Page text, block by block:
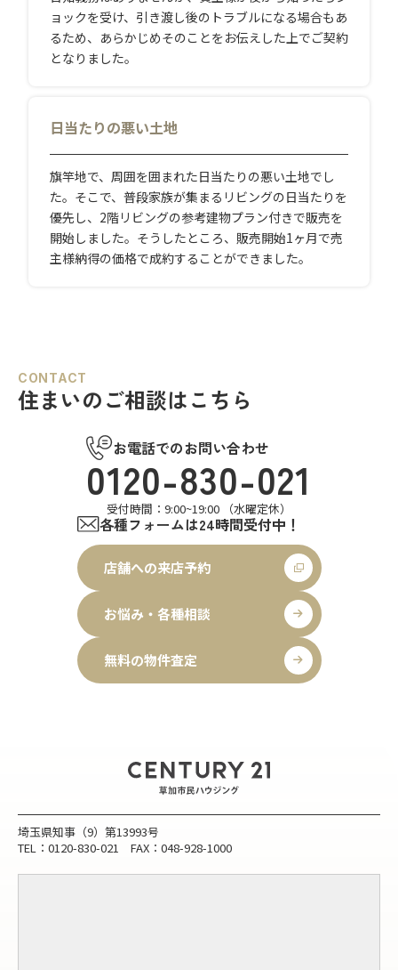
ョックを受け、引き渡し後のトラブルになる場合もあ
るため、あらかじめそのことをお伝えした上でご契約
となりました。
日当たりの悪い土地
旗竿地で、周囲を囲まれた日当たりの悪い土地でし
た。そこで、普段家族が集まるリビングの日当たりを
優先し、2階リビングの参考建物プラン付きで販売を
開始しました。そうしたところ、販売開始1ヶ月で売
主様納得の価格で成約することができました。
CONTACT
住まいのご相談はこちら
お電話でのお問い合わせ
0120-830-021
受付時間：9:00~19:00 （水曜定休）
各種フォームは24時間受付中！
店舗への来店予約
お悩み・各種相談
無料の物件査定
埼玉県知事（9）第13993号
TEL：0120-830-021 FAX：048-928-1000